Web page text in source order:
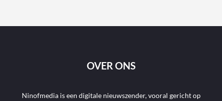
OVER ONS
Ninofmedia is een digitale nieuwszender, vooral gericht op